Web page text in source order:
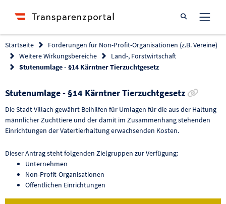
Suche öffnen
Startseite
Förderungen für Non-Profit-Organisationen (z.B. Vereine)
Weitere Wirkungsbereiche
Land-, Forstwirtschaft
Stutenumlage - §14 Kärntner Tierzuchtgesetz
Stutenumlage - §14 Kärntner Tierzuchtgesetz
Die Stadt Villach gewährt Beihilfen für Umlagen für die aus der Haltung
männlicher Zuchttiere und der damit im Zusammenhang stehenden
Einrichtungen der Vatertierhaltung erwachsenden Kosten.
Dieser Antrag steht folgenden Zielgruppen zur Verfügung:
Unternehmen
Non-Profit-Organisationen
Öffentlichen Einrichtungen